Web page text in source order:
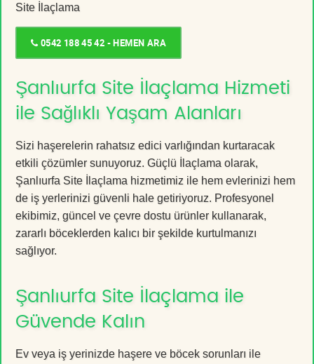
Site İlaçlama
0542 188 45 42 - HEMEN ARA
Şanlıurfa Site İlaçlama Hizmeti
ile Sağlıklı Yaşam Alanları
Sizi haşerelerin rahatsız edici varlığından kurtaracak
etkili çözümler sunuyoruz. Güçlü İlaçlama olarak,
Şanlıurfa Site İlaçlama hizmetimiz ile hem evlerinizi hem
de iş yerlerinizi güvenli hale getiriyoruz. Profesyonel
ekibimiz, güncel ve çevre dostu ürünler kullanarak,
zararlı böceklerden kalıcı bir şekilde kurtulmanızı
sağlıyor.
Şanlıurfa Site İlaçlama ile
Güvende Kalın
Ev veya iş yerinizde haşere ve böcek sorunları ile